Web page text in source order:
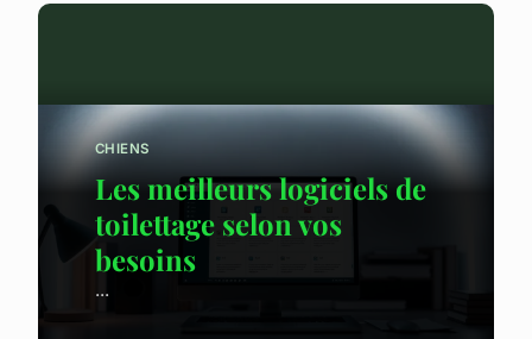
CHIENS
Les meilleurs logiciels de
toilettage selon vos
besoins
...